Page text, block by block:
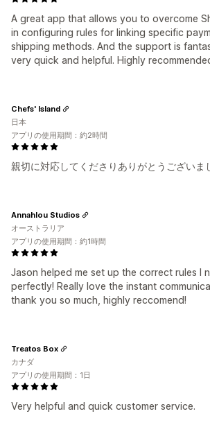
A great app that allows you to overcome
in configuring rules for linking specific
shipping methods. And the support is
very quick and helpful. Highly
親切に対応してくださりありがとうございま
Chefs' Island
日本
アプリの使用期間：約2時間
Jason helped me set up the correct rules I
perfectly! Really love the instant
thank you so much, highly reccomend!
Annahlou Studios
オーストラリア
アプリの使用期間：約1時間
Very helpful and quick customer service.
Treatos Box
カナダ
アプリの使用期間：1日